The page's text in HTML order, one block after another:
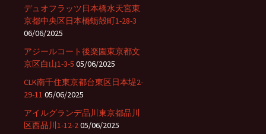
デュオフラッツ日本橋水天宮東
京都中央区日本橋蛎殻町1-28-3
06/06/2025
アジールコート後楽園東京都文
京区白山1-3-5 05/06/2025
CLK南千住東京都台東区日本堤2-
29-11 05/06/2025
アイルグランデ品川東京都品川
区西品川1-12-205/06/2025